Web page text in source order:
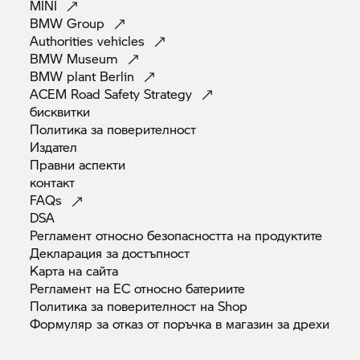
на тази вътрешна втулка влияе върху
поведението на елемента Cellasto в посока
навлизане навътре и съответно върху
пружинната константа. Това има същият ефект
като две пружини с различна степен на
стегнатост. Ако вътрешната втулка стои срещу
стоманената пружина, елементът Cellasto губи
своята функция и се засяга само стоманената
пружина. Ако вътрешната втулка се придвижва
по-нататък, основата на стоманената пружинна
или „предварителното натоварване на
пружината“ също могат да се променят.
Това позволява нормалната статична позиция и
геометрията на мотоциклетиста да останат
оптимизирани при всякакви натоварвания.
Допълнителните настройки на пружинната
константа в широк диапазон от 110 – 160 Nm
служат за увеличаване на настройките „Sport“,
MINI
BMWGroup
Authoritiesvehicles
BMW Museum
BMW plant Berlin
ACEM Road SafetyStrategy
бисквитки
Политика за поверителност
Издател
Правниаспекти
контакт
FAQs
DSA
Регламент относно безопасността на продуктите
Декларация задостъпност
Карта насайта
Регламент на ЕС относнобатериите
Политика за поверителност наShop
Формуляр за отказ от поръчка в магазин задрехи